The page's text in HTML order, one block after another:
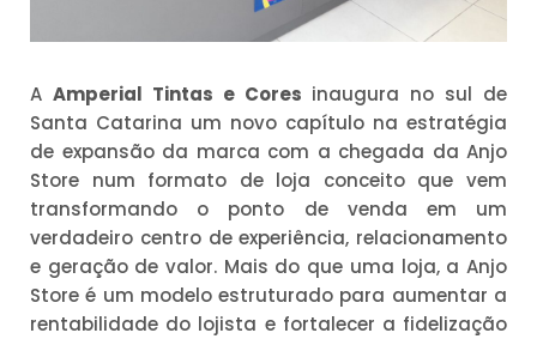
A Amperial Tintas e Cores inaugura no sul de
Santa Catarina um novo capítulo na estratégia
de expansão da marca com a chegada da Anjo
Store num formato de loja conceito que vem
transformando o ponto de venda em um
verdadeiro centro de experiência, relacionamento
e geração de valor. Mais do que uma loja, a Anjo
Store é um modelo estruturado para aumentar a
rentabilidade do lojista e fortalecer a fidelização